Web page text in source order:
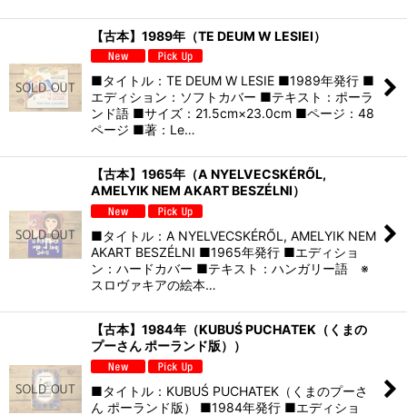
【古本】1989年（TE DEUM W LESIEI）
■タイトル：TE DEUM W LESIE ■1989年発行 ■
エディション：ソフトカバー ■テキスト：ポーラ
ンド語 ■サイズ：21.5cm×23.0cm ■ページ：48
ページ ■著：Le…
【古本】1965年（A NYELVECSKÉRŐL,
AMELYIK NEM AKART BESZÉLNI）
■タイトル：A NYELVECSKÉRŐL, AMELYIK NEM
AKART BESZÉLNI ■1965年発行 ■エディショ
ン：ハードカバー ■テキスト：ハンガリー語 ※
スロヴァキアの絵本…
【古本】1984年（KUBUŚ PUCHATEK（くまの
プーさん ポーランド版））
■タイトル：KUBUŚ PUCHATEK（くまのプーさ
ん ポーランド版） ■1984年発行 ■エディショ